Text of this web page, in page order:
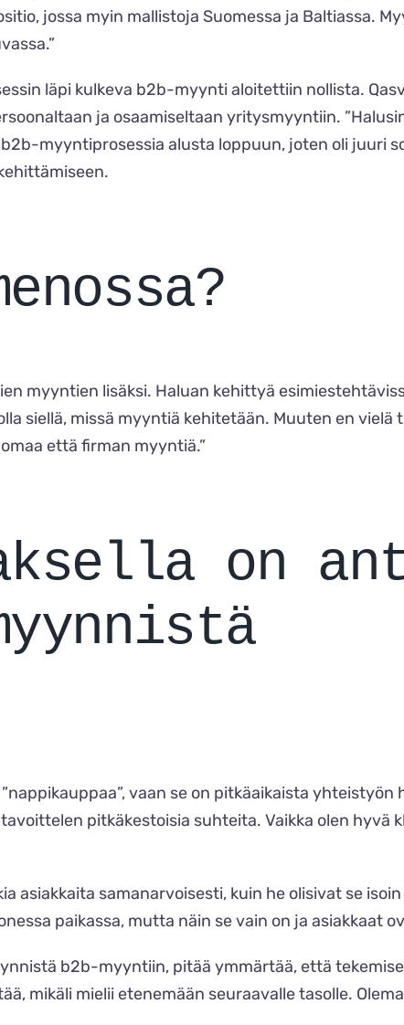
jossa myin mallistoja Suomessa ja Baltiassa.
läpi kulkeva b2b-myynti aloitettiin nollista.
ja osaamiseltaan yritysmyyntiin.
myyntiprosessia alusta loppuun, joten oli juuri
myyntien lisäksi. Haluan kehittyä
siellä, missä myyntiä kehitetään. Muuten en vielä
että firman myyntiä.”
on
vaan se on pitkäaikaista yhteistyön
pitkäkestoisia suhteita. Vaikka olen hyvä
asiakkaita samanarvoisesti, kuin he olisivat se
paikassa, mutta näin se vain on ja asiakkaat
b2b-myyntiin, pitää ymmärtää, että
mikäli mielii etenemään seuraavalle tasolle.